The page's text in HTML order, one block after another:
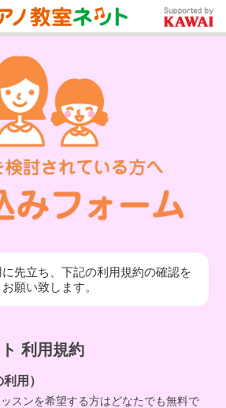
先立ち、下記の利用規約の確認を
お願い致します。
利用規約
用）
スンを希望する方はどなたでも無料で